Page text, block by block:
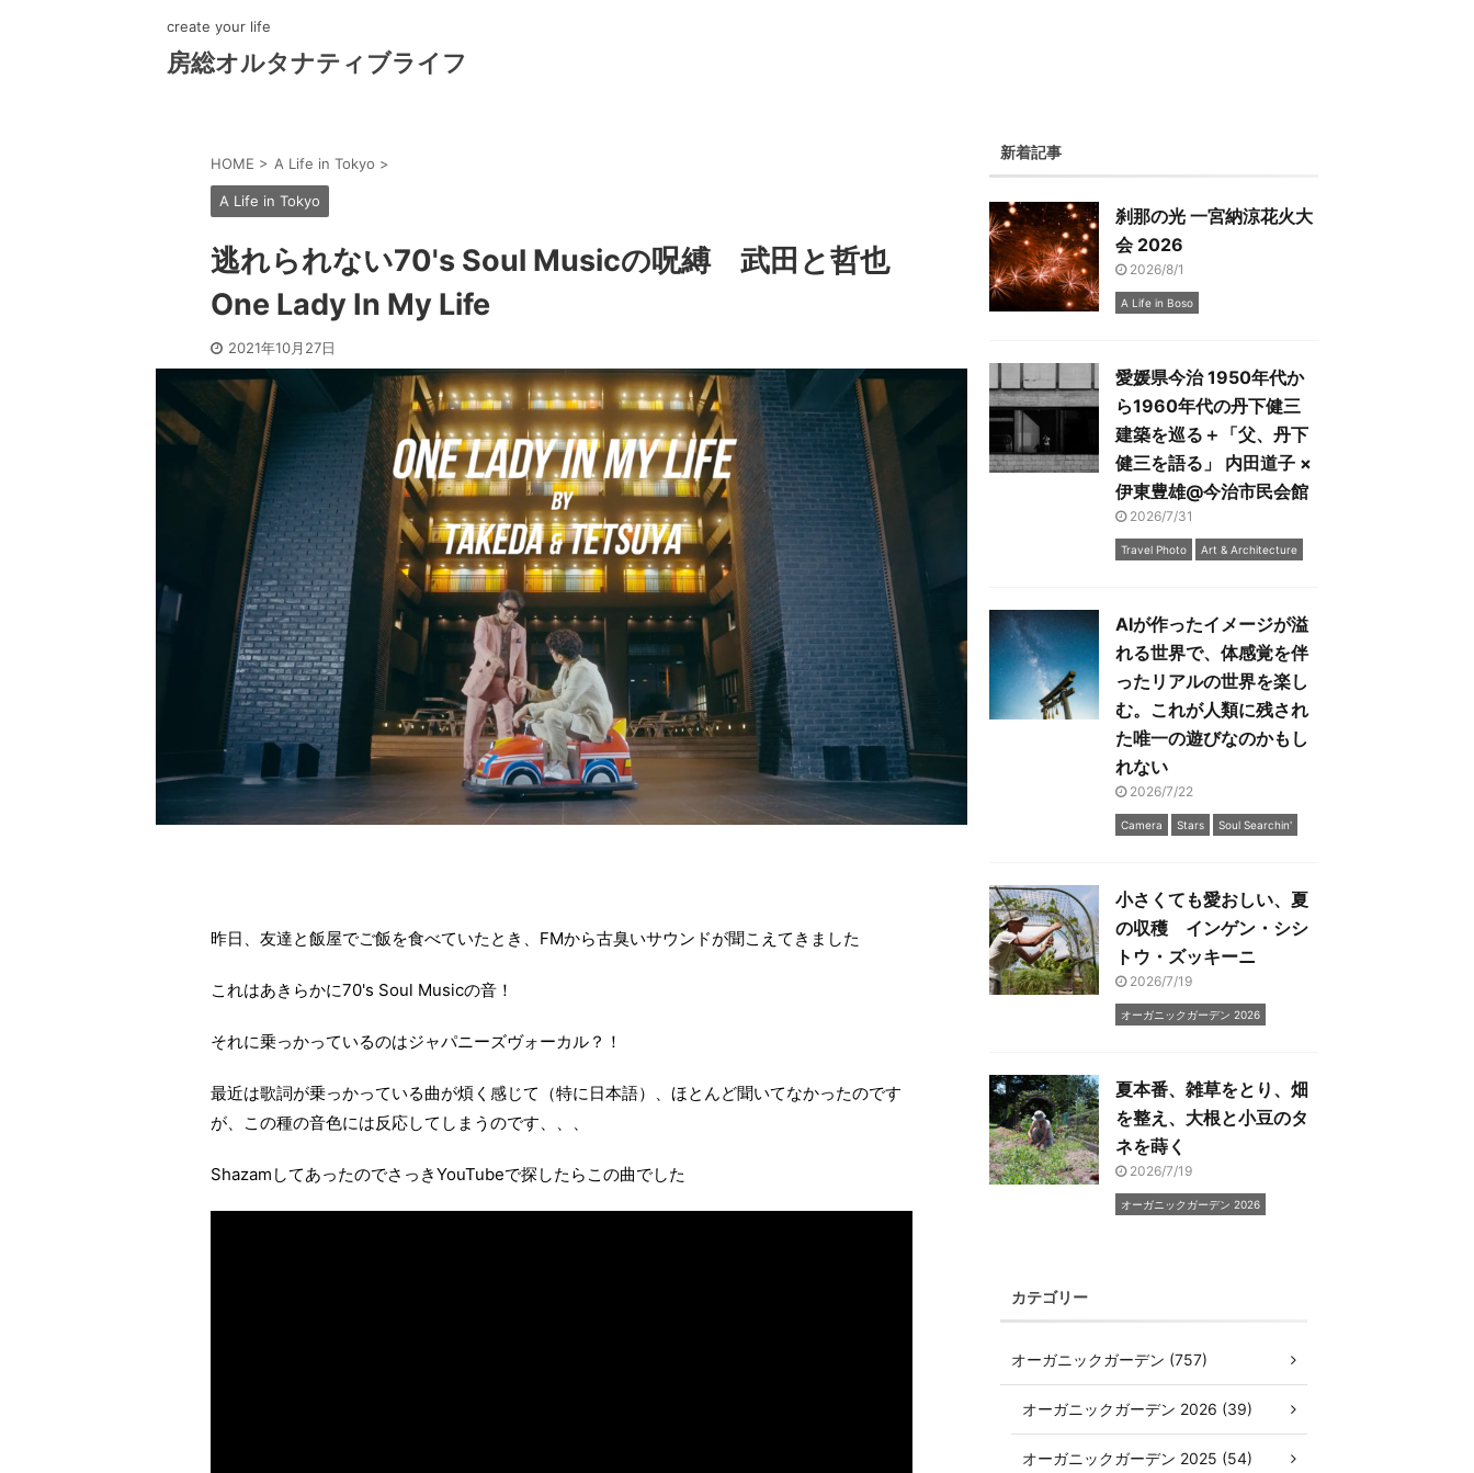
create your life
房総オルタナティブライフ
HOME > A Life in Tokyo >
A Life in Tokyo
逃れられない70's Soul Musicの呪縛 武田と哲也
One Lady In My Life
2021年10月27日
昨日、友達と飯屋でご飯を食べていたとき、FMから古臭いサウンドが聞こえてきました
これはあきらかに70's Soul Musicの音！
それに乗っかっているのはジャパニーズヴォーカル？！
最近は歌詞が乗っかっている曲が煩く感じて（特に日本語）、ほとんど聞いてなかったのです
が、この種の音色には反応してしまうのです、、、
ShazamしてあったのでさっきYouTubeで探したらこの曲でした
新着記事
刹那の光 一宮納涼花火大
会 2026
2026/8/1
A Life in Boso
愛媛県今治 1950年代か
ら1960年代の丹下健三
建築を巡る＋「父、丹下
健三を語る」 内田道子 ×
伊東豊雄@今治市民会館
2026/7/31
Travel Photo Art & Architecture
AIが作ったイメージが溢
れる世界で、体感覚を伴
ったリアルの世界を楽し
む。これが人類に残され
た唯一の遊びなのかもし
れない
2026/7/22
Camera Stars Soul Searchin'
小さくても愛おしい、夏
の収穫 インゲン・シシ
トウ・ズッキーニ
2026/7/19
オーガニックガーデン 2026
夏本番、雑草をとり、畑
を整え、大根と小豆のタ
ネを蒔く
2026/7/19
オーガニックガーデン 2026
カテゴリー
オーガニックガーデン (757)
オーガニックガーデン 2026 (39)
オーガニックガーデン 2025 (54)